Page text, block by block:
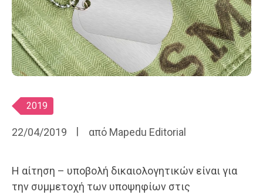
Ετικέτες
2019
22/04/2019 από Mapedu Editorial
Η αίτηση – υποβολή δικαιολογητικών είναι για
την συμμετοχή των υποψηφίων στις